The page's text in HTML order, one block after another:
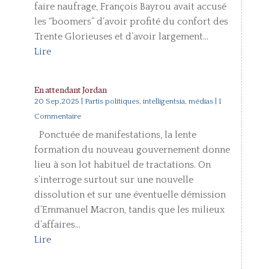
faire naufrage, François Bayrou avait accusé
les “boomers” d’avoir profité du confort des
Trente Glorieuses et d’avoir largement...
Lire
En attendant Jordan
20 Sep,2025 Partis politiques, intelligentsia, médias| 1
Commentaire
Ponctuée de manifestations, la lente
formation du nouveau gouvernement donne
lieu à son lot habituel de tractations. On
s’interroge surtout sur une nouvelle
dissolution et sur une éventuelle démission
d’Emmanuel Macron, tandis que les milieux
d’affaires...
Lire